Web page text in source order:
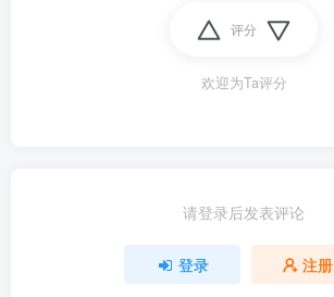
评分
欢迎为Ta评分
请登录后发表评论
登录 注册